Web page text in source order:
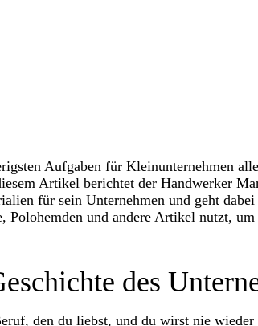
Aufgaben für Kleinunternehmen
Artikel berichtet der Handwerker
für sein Unternehmen und geht
Polohemden und andere Artikel nutzt,
des
den du liebst, und du wirst nie wieder